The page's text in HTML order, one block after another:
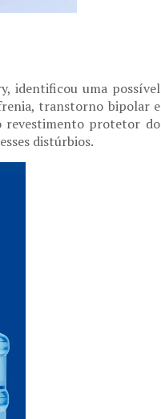
identificou uma possível
transtorno bipolar e
revestimento protetor do
distúrbios.